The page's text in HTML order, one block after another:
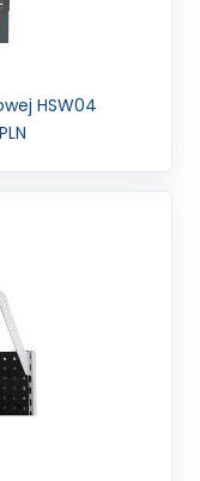
HSW04
PLN